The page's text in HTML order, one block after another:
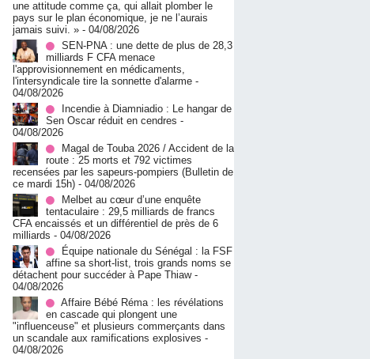
une attitude comme ça, qui allait plomber le
pays sur le plan économique, je ne l’aurais
jamais suivi. » - 04/08/2026
SEN-PNA : une dette de plus de 28,3
milliards F CFA menace
l'approvisionnement en médicaments,
l'intersyndicale tire la sonnette d'alarme -
04/08/2026
Incendie à Diamniadio : Le hangar de
Sen Oscar réduit en cendres -
04/08/2026
Magal de Touba 2026 / Accident de la
route : 25 morts et 792 victimes
recensées par les sapeurs-pompiers (Bulletin de
ce mardi 15h) - 04/08/2026
Melbet au cœur d’une enquête
tentaculaire : 29,5 milliards de francs
CFA encaissés et un différentiel de près de 6
milliards - 04/08/2026
Équipe nationale du Sénégal : la FSF
affine sa short-list, trois grands noms se
détachent pour succéder à Pape Thiaw -
04/08/2026
Affaire Bébé Réma : les révélations
en cascade qui plongent une
"influenceuse" et plusieurs commerçants dans
un scandale aux ramifications explosives -
04/08/2026